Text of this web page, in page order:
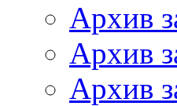
Архив
Архив
Архив